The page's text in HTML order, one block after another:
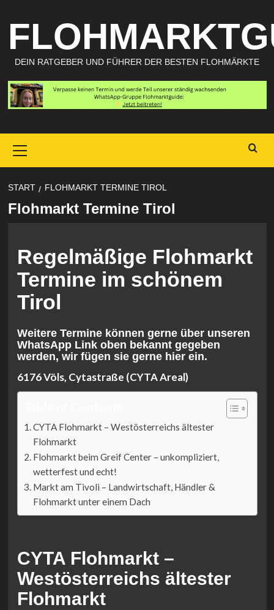
Inhalt
springen
DEIN RATGEBER UND FÜHRER DER BESTEN FLOHMÄRKTE
Menu
START FLOHMARKT TERMINE TIROL
Flohmarkt Termine Tirol
Regelmäßige Flohmarkt
Termine im schönem
Tirol
Weitere Termine können gerne über unseren
WhatsApp Link oben bekannt gegeben
werden, wir fügen sie gerne hier ein.
6176 Völs, Cytastraße (CYTA Areal)
CYTA Flohmarkt – Westösterreichs ältester
Flohmarkt
Flohmarkt beim Greif Center – unkompliziert,
wetterfest und echt!
Markt am Tivoli – Landwirtschaft, Händler &
Flohmarkt unter einem Dach
CYTA Flohmarkt –
Westösterreichs ältester
Flohmarkt